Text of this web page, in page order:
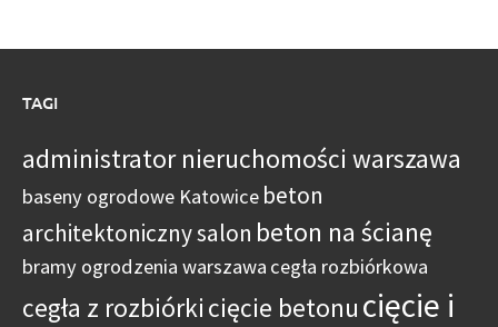
TAGI
administrator nieruchomości warszawa
baseny ogrodowe Katowice beton
architektoniczny salon beton na ścianę
bramy ogrodzenia warszawa cegła rozbiórkowa
cegła z rozbiórki cięcie betonu cięcie i